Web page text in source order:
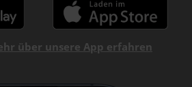
über unsere App erfahren